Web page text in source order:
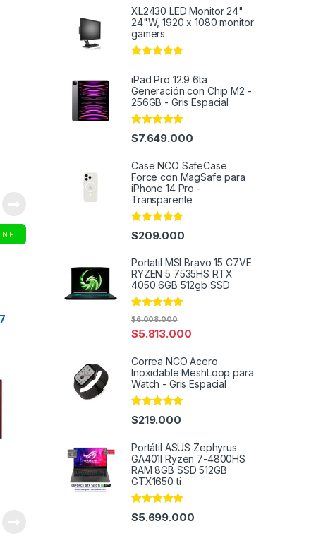
out of 5
XL2430 LED Monitor 24"
24"W, 1920 x 1080 monitor
gamers
out of 5
iPad Pro 12.9 6ta
Generación con Chip M2 -
256GB - Gris Espacial
Rated5.00
out of 5
$7.649.000
Case NCO SafeCase
Force con MagSafe para
iPhone 14 Pro -
Transparente
Rated4.95
out of 5
$209.000
Portatil MSI Bravo 15 C7VE
RYZEN 5 7535HS RTX
4050 6GB 512gb SSD
Rated4.91
$5.813.000
$6.008.000
Correa NCO Acero
Inoxidable MeshLoop para
Watch - Gris Espacial
Rated 4.97
out of 5
$219.000
Portátil ASUS Zephyrus
GA401I Ryzen 7-4800HS
RAM 8GB SSD 512GB
GTX1650 ti
Rated5.00
out of 5
$5.699.000